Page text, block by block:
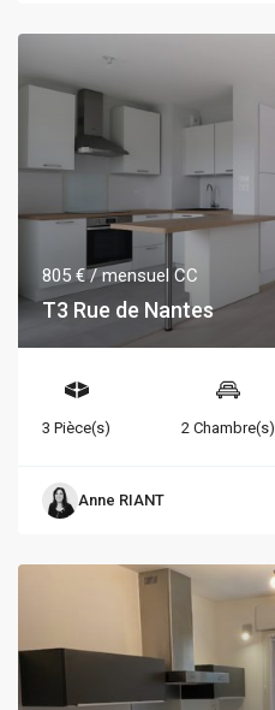
805 €/ mensuel CC
T3 Rue de Nantes
3 Pièce(s) 2 Chambre(s)
Anne RIANT